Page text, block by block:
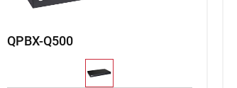
QPBX-Q500